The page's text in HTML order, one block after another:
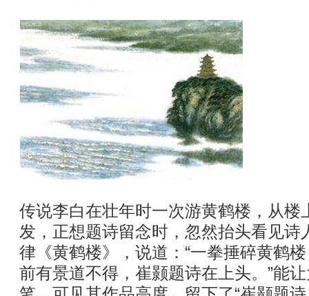
传说李白在壮年时一次游黄鹤楼，从楼
发，正想题诗留念时，忽然抬头看见诗
律《黄鹤楼》，说道：“一拳捶碎黄鹤
前有景道不得，崔颢题诗在上头。”能